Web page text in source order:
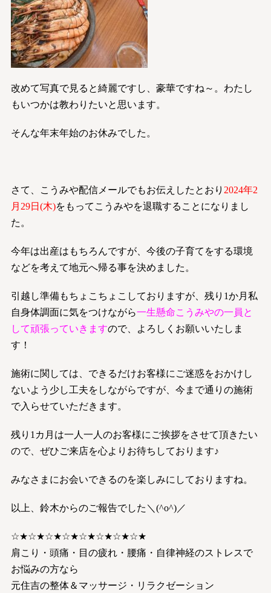
改めて写真で見ると綺麗ですし、豪華ですね～。わたし
もいつかは教わりたいと思います。
そんな年末年始のお休みでした。
さて、こうみや配信メールでもお伝えしたとおり 2024年2
月29日(木)をもってこうみやを退職することになりまし
た。
今年は出産はもちろんですが、今後の子育てをする環境
などを考えて地元へ帰る事を決めました。
引越し準備もちょこちょこしておりますが、残り1か月私
自身体調面に気をつけながら一生懸命こうみやの一員と
して頑張っていきますので、よろしくお願いいたしま
す！
施術に関しては、できるだけお客様にご迷惑をおかけし
ないよう少し工夫をしながらですが、今まで通りの施術
で入らせていただきます。
残り1カ月は一人一人のお客様にご挨拶をさせて頂きたい
ので、ぜひご来店を心よりお待ちしております♪
みなさまにお会いできるのを楽しみにしておりますね。
以上、鈴木からのご報告でした＼(^o^)／
☆★☆★☆★☆★☆★☆★☆★☆★
肩こり・頭痛・目の疲れ・腰痛・自律神経のストレスで
お悩みの方なら
元住吉の整体＆マッサージ・リラクゼーション